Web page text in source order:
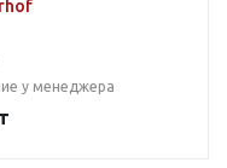
у менеджера